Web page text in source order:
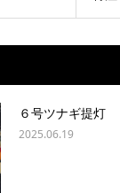
６号ツナギ提灯
2025.06.19